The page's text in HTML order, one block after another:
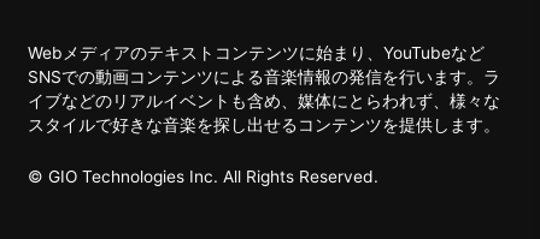
Webメディアのテキストコンテンツに始まり、YouTubeなど
SNSでの動画コンテンツによる音楽情報の発信を行います。ラ
イブなどのリアルイベントも含め、媒体にとらわれず、様々な
スタイルで好きな音楽を探し出せるコンテンツを提供します。
© GIO Technologies Inc. All Rights Reserved.